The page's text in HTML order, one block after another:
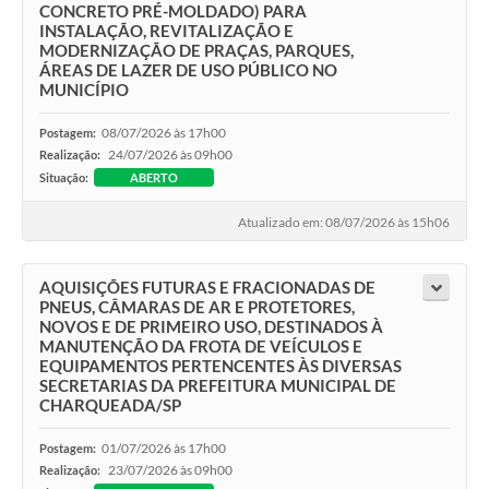
CONCRETO PRÉ-MOLDADO) PARA
INSTALAÇÃO, REVITALIZAÇÃO E
MODERNIZAÇÃO DE PRAÇAS, PARQUES,
ÁREAS DE LAZER DE USO PÚBLICO NO
MUNICÍPIO
Postagem: 08/07/2026 às 17h00
Realização: 24/07/2026 às 09h00
Situação: ABERTO
Atualizado em: 08/07/2026 às 15h06
AQUISIÇÕES FUTURAS E FRACIONADAS DE
PNEUS, CÂMARAS DE AR E PROTETORES,
NOVOS E DE PRIMEIRO USO, DESTINADOS À
MANUTENÇÃO DA FROTA DE VEÍCULOS E
EQUIPAMENTOS PERTENCENTES ÀS DIVERSAS
SECRETARIAS DA PREFEITURA MUNICIPAL DE
CHARQUEADA/SP
Postagem: 01/07/2026 às 17h00
Realização: 23/07/2026 às 09h00